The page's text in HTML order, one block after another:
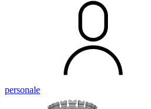
personale